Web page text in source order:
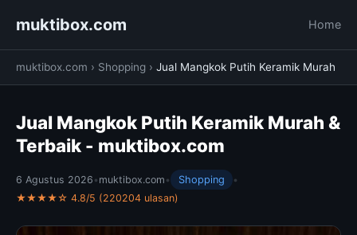
muktibox.com Home
muktibox.com › Shopping › Jual Mangkok Putih Keramik Murah
Jual Mangkok Putih Keramik Murah &
Terbaik - muktibox.com
6 Agustus 2026 • muktibox.com • Shopping
•
★★★★☆ 4.8/5 (220204 ulasan)